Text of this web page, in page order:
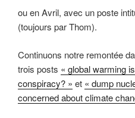
ou en Avril, avec un poste
(toujours par Thom).
Continuons notre remontée
trois posts « global warming
conspiracy? » et « dump
concerned about climate